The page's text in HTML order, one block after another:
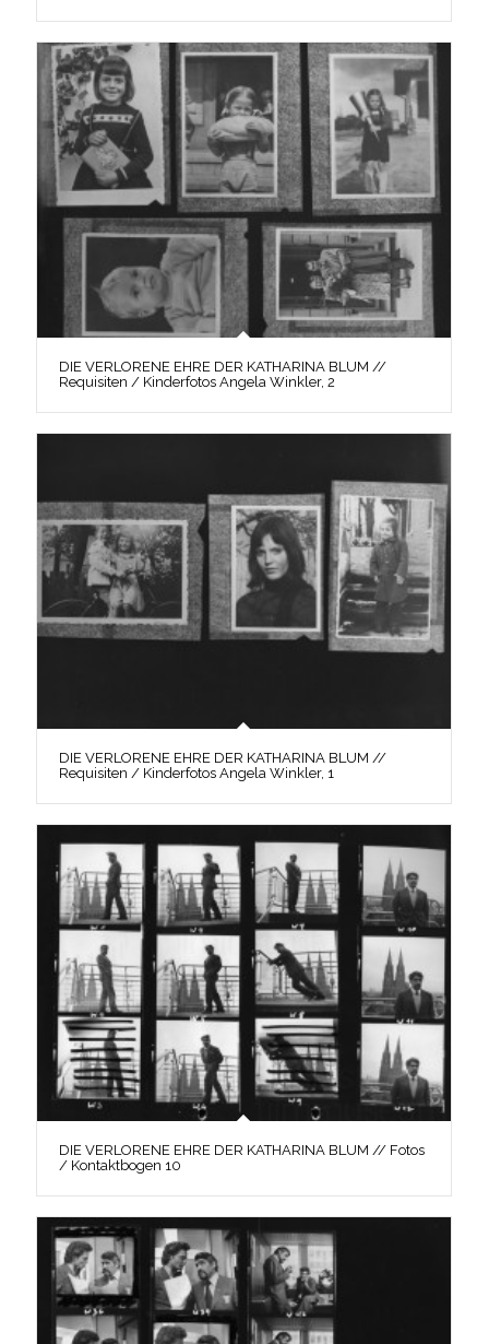
DIE VERLORENE EHRE DER KATHARINA BLUM //
Requisiten / Kinderfotos Angela Winkler, 2
DIE VERLORENE EHRE DER KATHARINA BLUM //
Requisiten / Kinderfotos Angela Winkler, 1
DIE VERLORENE EHRE DER KATHARINA BLUM // Fotos
/ Kontaktbogen 10